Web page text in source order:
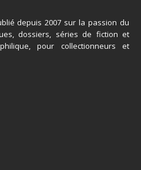
depuis 2007 sur la passion du
dossiers, séries de fiction et
pour collectionneurs et